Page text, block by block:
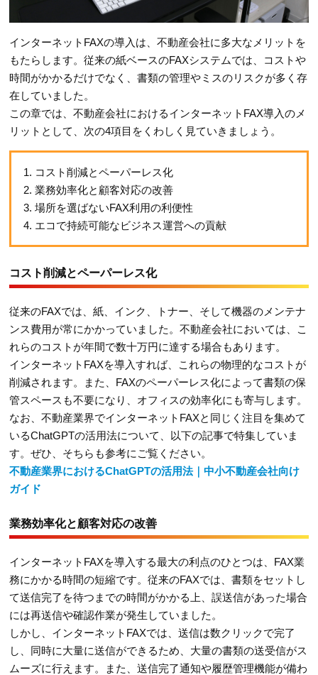
インターネットFAXの導入は、不動産会社に多大なメリットを
もたらします。従来の紙ベースのFAXシステムでは、コストや
時間がかかるだけでなく、書類の管理やミスのリスクが多く存
在していました。
この章では、不動産会社におけるインターネットFAX導入のメ
リットとして、次の4項目をくわしく見ていきましょう。
1. コスト削減とペーパーレス化
2. 業務効率化と顧客対応の改善
3. 場所を選ばないFAX利用の利便性
4. エコで持続可能なビジネス運営への貢献
コスト削減とペーパーレス化
従来のFAXでは、紙、インク、トナー、そして機器のメンテナ
ンス費用が常にかかっていました。不動産会社においては、こ
れらのコストが年間で数十万円に達する場合もあります。
インターネットFAXを導入すれば、これらの物理的なコストが
削減されます。また、FAXのペーパーレス化によって書類の保
管スペースも不要になり、オフィスの効率化にも寄与します。
なお、不動産業界でインターネットFAXと同じく注目を集めて
いるChatGPTの活用法について、以下の記事で特集していま
す。ぜひ、そちらも参考にご覧ください。
不動産業界におけるChatGPTの活用法｜中小不動産会社向け
ガイド
業務効率化と顧客対応の改善
インターネットFAXを導入する最大の利点のひとつは、FAX業
務にかかる時間の短縮です。従来のFAXでは、書類をセットし
て送信完了を待つまでの時間がかかる上、誤送信があった場合
には再送信や確認作業が発生していました。
しかし、インターネットFAXでは、送信は数クリックで完了
し、同時に大量に送信ができるため、大量の書類の送受信がス
ムーズに行えます。また、送信完了通知や履歴管理機能が備わ